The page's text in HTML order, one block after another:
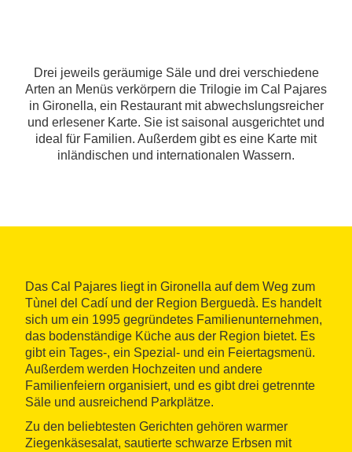
Drei jeweils geräumige Säle und drei verschiedene
Arten an Menüs verkörpern die Trilogie im Cal Pajares
in Gironella, ein Restaurant mit abwechslungsreicher
und erlesener Karte. Sie ist saisonal ausgerichtet und
ideal für Familien. Außerdem gibt es eine Karte mit
inländischen und internationalen Wassern.
Das Cal Pajares liegt in Gironella auf dem Weg zum
Tùnel del Cadí und der Region Berguedà. Es handelt
sich um ein 1995 gegründetes Familienunternehmen,
das bodenständige Küche aus der Region bietet. Es
gibt ein Tages-, ein Spezial- und ein Feiertagsmenü.
Außerdem werden Hochzeiten und andere
Familienfeiern organisiert, und es gibt drei getrennte
Säle und ausreichend Parkplätze.
Zu den beliebtesten Gerichten gehören warmer
Ziegenkäsesalat, sautierte schwarze Erbsen mit